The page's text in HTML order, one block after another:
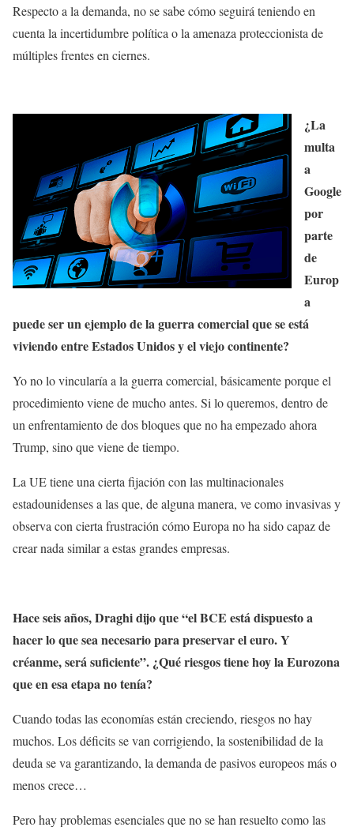
Respecto a la demanda, no se sabe cómo seguirá teniendo en
cuenta la incertidumbre política o la amenaza proteccionista de
múltiples frentes en ciernes.
¿La
multa
a
Google
por
parte
de
Europ
a
puede ser un ejemplo de la guerra comercial que se está
viviendo entre Estados Unidos y el viejo continente?
Yo no lo vincularía a la guerra comercial, básicamente porque el
procedimiento viene de mucho antes. Si lo queremos, dentro de
un enfrentamiento de dos bloques que no ha empezado ahora
Trump, sino que viene de tiempo.
La UE tiene una cierta fijación con las multinacionales
estadounidenses a las que, de alguna manera, ve como invasivas y
observa con cierta frustración cómo Europa no ha sido capaz de
crear nada similar a estas grandes empresas.
Hace seis años, Draghi dijo que “el BCE está dispuesto a
hacer lo que sea necesario para preservar el euro. Y
créanme, será suficiente”. ¿Qué riesgos tiene hoy la Eurozona
que en esa etapa no tenía?
Cuando todas las economías están creciendo, riesgos no hay
muchos. Los déficits se van corrigiendo, la sostenibilidad de la
deuda se va garantizando, la demanda de pasivos europeos más o
menos crece…
Pero hay problemas esenciales que no se han resuelto como las